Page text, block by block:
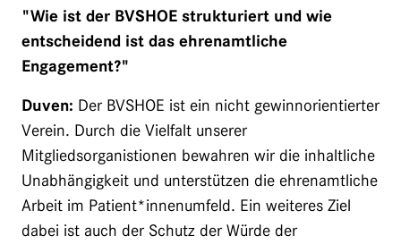
"Wie ist der BVSHOE strukturiert und wie
entscheidend ist das ehrenamtliche
Engagement?"
Duven: Der BVSHOE ist ein nicht gewinnorientierter
Verein. Durch die Vielfalt unserer
Mitgliedsorganistionen bewahren wir die inhaltliche
Unabhängigkeit und unterstützen die ehrenamtliche
Arbeit im Patient*innenumfeld. Ein weiteres Ziel
dabei ist auch der Schutz der Würde der